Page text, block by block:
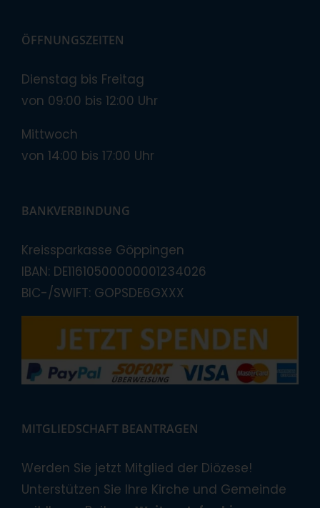
ÖFFNUNGSZEITEN
Dienstag bis Freitag
von 09:00 bis 12:00 Uhr
Mittwoch
von 14:00 bis 17:00 Uhr
BANKVERBINDUNG
Kreissparkasse Göppingen
IBAN: DE11610500000001234026
BIC-/SWIFT: GOPSDE6GXXX
MITGLIEDSCHAFT BEANTRAGEN
Werden Sie jetzt Mitglied der Diözese!
Unterstützen Sie Ihre Kirche und Gemeinde